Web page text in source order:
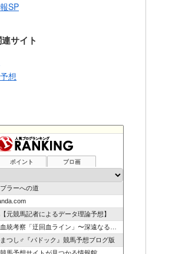
SP
サイト
想
ポイント ブロ画
ラーへの道
元競馬記者によるデータ理論予想】
考察「迂回血ライン」〜深遠なる血の連鎖〜
つし♂『パドック』競馬予想ブログ版